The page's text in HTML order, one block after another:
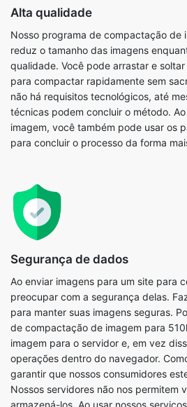
qualidade. Você pode arrastar e soltar
para compactar rapidamente sem
não há requisitos tecnológicos, até
técnicas podem concluir o método.
imagem, você também pode usar os
para concluir o processo da forma
Segurança de dados
Ao enviar imagens para um site para
preocupar com a segurança delas.
para manter suas imagens seguras.
de compactação de imagem para
imagem para o servidor e, em vez
operações dentro do navegador.
garantir que nossos consumidores
Nossos servidores não nos permitem
armazená-los. Ao usar nossos
confidencialidade e privacidade.